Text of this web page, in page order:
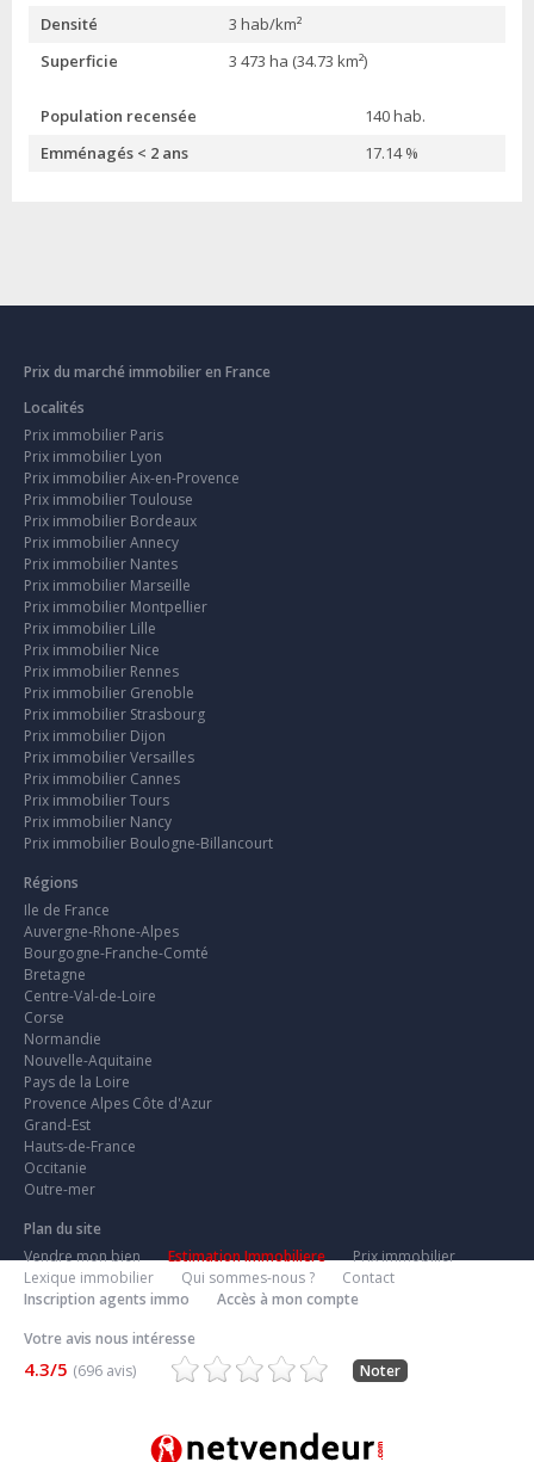
Densité
3 hab/km²
Superficie
3 473 ha (34.73 km²)
Population recensée
140 hab.
Emménagés < 2 ans
17.14 %
Prix du marché immobilier en France
Localités
Prix immobilier Paris
Prix immobilier Lyon
Prix immobilier Aix-en-Provence
Prix immobilier Toulouse
Prix immobilier Bordeaux
Prix immobilier Annecy
Prix immobilier Nantes
Prix immobilier Marseille
Prix immobilier Montpellier
Prix immobilier Lille
Prix immobilier Nice
Prix immobilier Rennes
Prix immobilier Grenoble
Prix immobilier Strasbourg
Prix immobilier Dijon
Prix immobilier Versailles
Prix immobilier Cannes
Prix immobilier Tours
Prix immobilier Nancy
Prix immobilier Boulogne-Billancourt
Régions
Ile de France
Auvergne-Rhone-Alpes
Bourgogne-Franche-Comté
Bretagne
Centre-Val-de-Loire
Corse
Normandie
Nouvelle-Aquitaine
Pays de la Loire
Provence Alpes Côte d'Azur
Grand-Est
Hauts-de-France
Occitanie
Outre-mer
Plan du site
Vendre mon bien
Estimation Immobiliere
Prix immobilier
Lexique immobilier
Qui sommes-nous ?
Contact
Inscription agents immo
Accès à mon compte
Votre avis nous intéresse
4.3/5 (696 avis) Noter